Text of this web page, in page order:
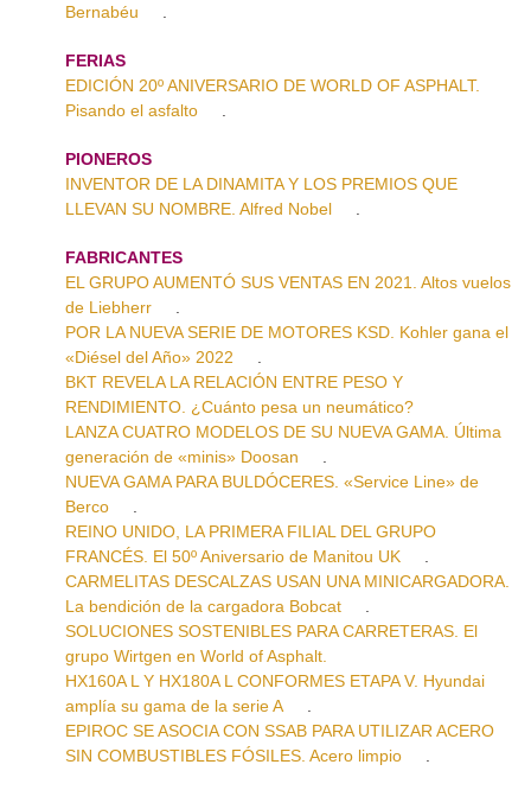
Bernabéu
FERIAS
EDICIÓN 20º ANIVERSARIO DE WORLD OF ASPHALT.
Pisando el asfalto
PIONEROS
INVENTOR DE LA DINAMITA Y LOS PREMIOS QUE
LLEVAN SU NOMBRE. Alfred Nobel
FABRICANTES
EL GRUPO AUMENTÓ SUS VENTAS EN 2021. Altos vuelos
de Liebherr
POR LA NUEVA SERIE DE MOTORES KSD. Kohler gana el
«Diésel del Año» 2022
BKT REVELA LA RELACIÓN ENTRE PESO Y
RENDIMIENTO. ¿Cuánto pesa un neumático?
LANZA CUATRO MODELOS DE SU NUEVA GAMA. Última
generación de «minis» Doosan
NUEVA GAMA PARA BULDÓCERES. «Service Line» de
Berco
REINO UNIDO, LA PRIMERA FILIAL DEL GRUPO
FRANCÉS. El 50º Aniversario de Manitou UK
CARMELITAS DESCALZAS USAN UNA MINICARGADORA.
La bendición de la cargadora Bobcat
SOLUCIONES SOSTENIBLES PARA CARRETERAS. El
grupo Wirtgen en World of Asphalt.
HX160A L Y HX180A L CONFORMES ETAPA V. Hyundai
amplía su gama de la serie A
EPIROC SE ASOCIA CON SSAB PARA UTILIZAR ACERO
SIN COMBUSTIBLES FÓSILES. Acero limpio